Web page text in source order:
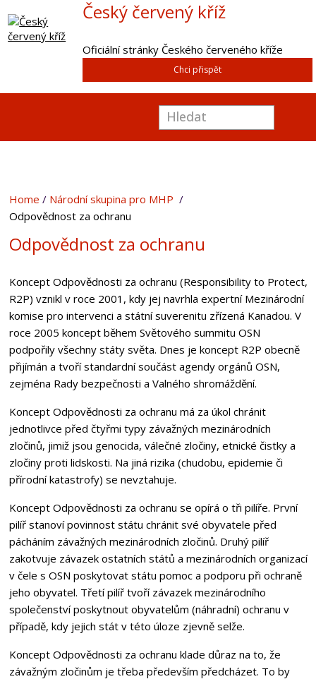
Český červený kříž
Oficiální stránky Českého červeného kříže
Chci přispět
Home
Národní skupina pro MHP
Odpovědnost za ochranu
Odpovědnost za ochranu
Koncept Odpovědnosti za ochranu (Responsibility to Protect,
R2P) vznikl v roce 2001, kdy jej navrhla expertní Mezinárodní
komise pro intervenci a státní suverenitu zřízená Kanadou. V
roce 2005 koncept během Světového summitu OSN
podpořily všechny státy světa. Dnes je koncept R2P obecně
přijímán a tvoří standardní součást agendy orgánů OSN,
zejména Rady bezpečnosti a Valného shromáždění.
Koncept Odpovědnosti za ochranu má za úkol chránit
jednotlivce před čtyřmi typy závažných mezinárodních
zločinů, jimiž jsou genocida, válečné zločiny, etnické čistky a
zločiny proti lidskosti. Na jiná rizika (chudobu, epidemie či
přírodní katastrofy) se nevztahuje.
Koncept Odpovědnosti za ochranu se opírá o tři pilíře. První
pilíř stanoví povinnost státu chránit své obyvatele před
pácháním závažných mezinárodních zločinů. Druhý pilíř
zakotvuje závazek ostatních států a mezinárodních organizací
v čele s OSN poskytovat státu pomoc a podporu při ochraně
jeho obyvatel. Třetí pilíř tvoří závazek mezinárodního
společenství poskytnout obyvatelům (náhradní) ochranu v
případě, kdy jejich stát v této úloze zjevně selže.
Koncept Odpovědnosti za ochranu klade důraz na to, že
závažným zločinům je třeba především předcházet. To by